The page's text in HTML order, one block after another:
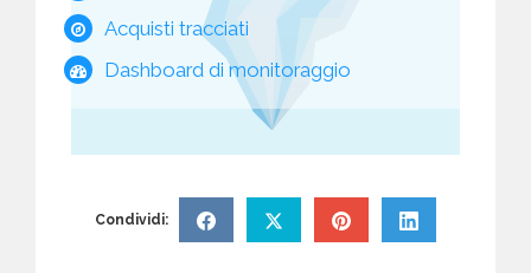
Acquisti tracciati
Dashboard di monitoraggio
Condividi: